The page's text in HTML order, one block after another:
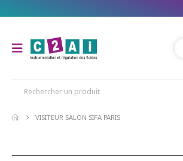
VISITEUR SALON SIFA PARIS